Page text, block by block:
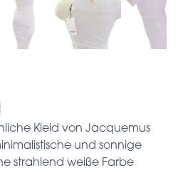
Kleid von Jacquemus
und sonnige
strahlend weiße Farbe